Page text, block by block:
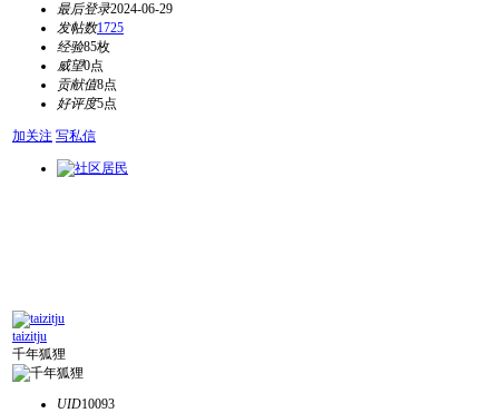
最后登录2024-06-29
发帖数1725
经验85枚
威望0点
贡献值8点
好评度5点
加关注 写私信
taizitju
千年狐狸
UID10093